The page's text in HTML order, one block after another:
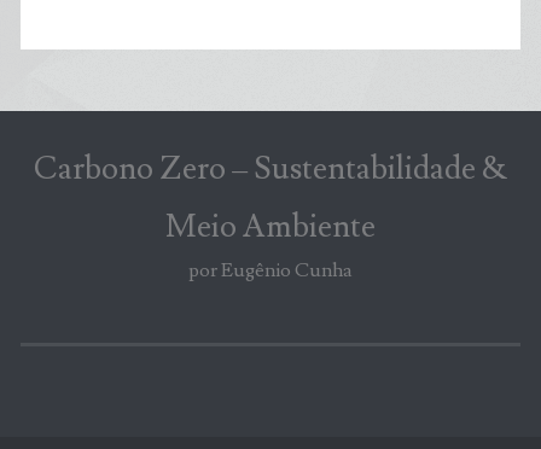
Carbono Zero – Sustentabilidade &
Meio Ambiente
por Eugênio Cunha